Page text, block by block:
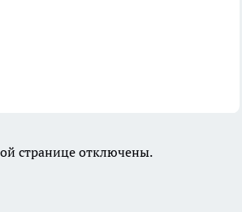
странице отключены.